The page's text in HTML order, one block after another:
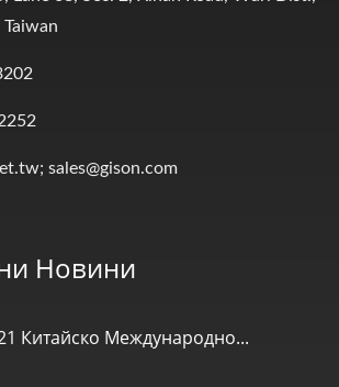
sales@gison.com
Новини
Китайско Международно...